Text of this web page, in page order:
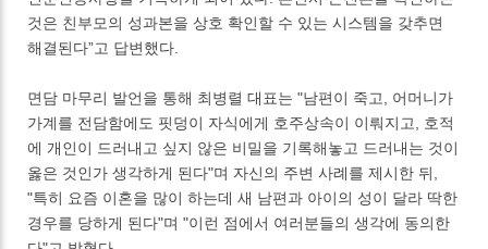
것은 친부모의 성과본을 상호 확인할 수 있는 시스템을 갖추면
해결된다”고 답변했다.
면담 마무리 발언을 통해 최병렬 대표는 "남편이 죽고, 어머니가
가계를 전담함에도 핏덩이 자식에게 호주상속이 이뤄지고, 호적
에 개인이 드러내고 싶지 않은 비밀을 기록해놓고 드러내는 것이
옳은 것인가 생각하게 된다"며 자신의 주변 사례를 제시한 뒤,
"특히 요즘 이혼을 많이 하는데 새 남편과 아이의 성이 달라 딱한
경우를 당하게 된다"며 "이런 점에서 여러분들의 생각에 동의한